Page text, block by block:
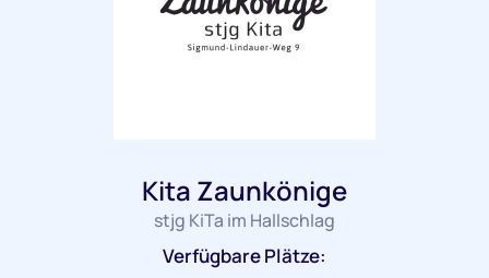
Kita Zaunkönige
stjg KiTa im Hallschlag
Verfügbare Plätze: